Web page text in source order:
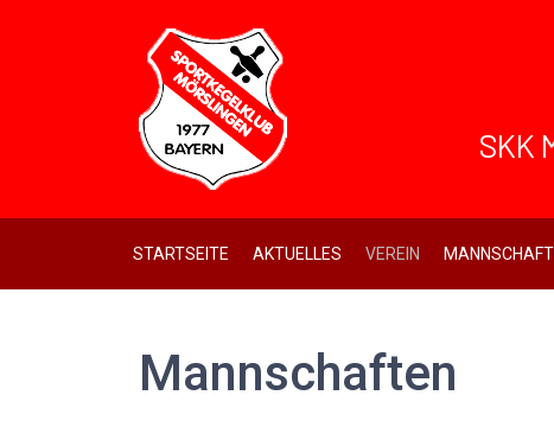
SKK
STARTSEITE AKTUELLES VEREIN
Mannschaften